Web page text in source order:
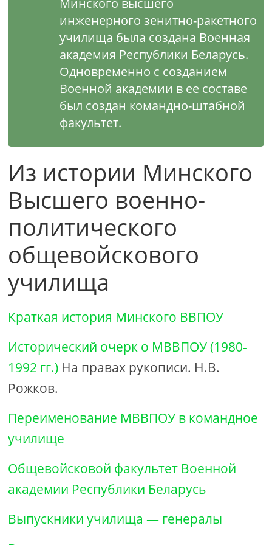
Минского высшего
инженерного зенитно-ракетного
училища была создана Военная
академия Республики Беларусь.
Одновременно с созданием
Военной академии в ее составе
был создан командно-штабной
факультет.
Из истории Минского
Высшего военно-
политического
общевойскового
училища
Краткая история Минского ВВПОУ
Исторический очерк о МВВПОУ (1980-
1992 гг.) На правах рукописи. Н.В.
Рожков.
Переименование МВВПОУ в командное
училище
Общевойсковой факультет Военной
академии Республики Беларусь
Выпускники училища — генералы